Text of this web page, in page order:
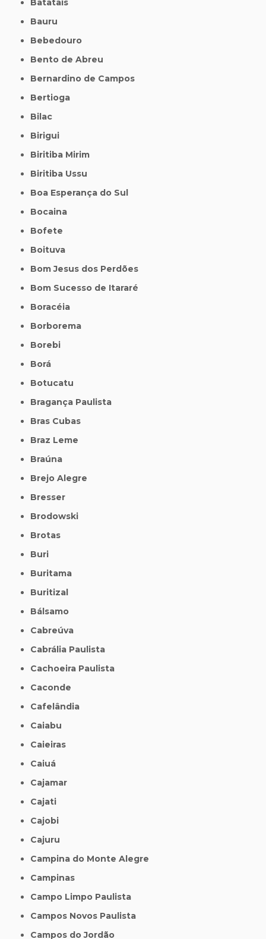
Bauru
Bebedouro
Bento de Abreu
Bernardino de Campos
Bertioga
Bilac
Birigui
Biritiba Mirim
Biritiba Ussu
Boa Esperança do Sul
Bocaina
Bofete
Boituva
Bom Jesus dos Perdões
Bom Sucesso de Itararé
Boracéia
Borborema
Borebi
Borá
Botucatu
Bragança Paulista
Bras Cubas
Braz Leme
Braúna
Brejo Alegre
Bresser
Brodowski
Brotas
Buri
Buritama
Buritizal
Bálsamo
Cabreúva
Cabrália Paulista
Cachoeira Paulista
Caconde
Cafelândia
Caiabu
Caieiras
Caiuá
Cajamar
Cajati
Cajobi
Cajuru
Campina do Monte Alegre
Campinas
Campo Limpo Paulista
Campos Novos Paulista
Campos do Jordão